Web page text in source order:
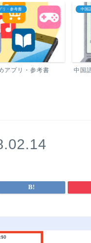
リ・参考書
アプリ・参考書
中国
中国